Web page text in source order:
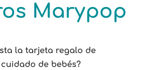
Marypop
la tarjeta regalo de
de bebés?